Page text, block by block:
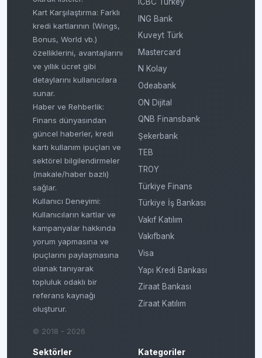
Kart Karşılaştırma: Farklı
kredi kartlarının (Wings,
Bonus, World vb.)
özelliklerini, avantajlarını
ve yıllık ücret gibi
detaylarını kullanıcılara
sunar.
Haber ve Rehberlik:
Finans dünyasından
güncel haberler, kredi
kartı kullanım ipuçları ve
sektörel bilgilendirmeler
(makale/haber bazlı)
sağlar.
Kullanıcı Deneyimi:
Kullanıcıların kartlar ve
kampanyalar hakkında
yorum yapmasına ve
ipuçlarını paylaşmasına
olanak tanıyarak
topluluk odaklı bir
referans kaynağı
oluşturur.
© 2018 - 2026
ING Bank
Kuveyt Türk
Mastercard
N Kolay
Odeabank
ON Dijital
QNB Finansbank
Şekerbank
TEB
TROY
Türkiye Finans
Türkiye İş Bankası
Vakıf Katılım
Vakıfbank
Visa
Yapı Kredi Bankası
Ziraat Bankası
Ziraat Katılım
Sektörler Kategoriler